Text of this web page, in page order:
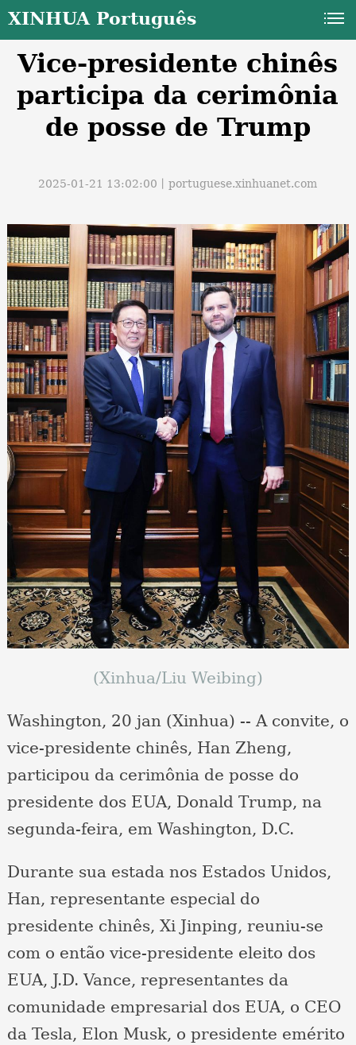
XINHUA Português
Vice-presidente chinês
participa da cerimônia
de posse de Trump
2025-01-21 13:02:00丨portuguese.xinhuanet.com
(Xinhua/Liu Weibing)
Washington, 20 jan (Xinhua) -- A convite, o
vice-presidente chinês, Han Zheng,
participou da cerimônia de posse do
presidente dos EUA, Donald Trump, na
segunda-feira, em Washington, D.C.
Durante sua estada nos Estados Unidos,
Han, representante especial do
presidente chinês, Xi Jinping, reuniu-se
com o então vice-presidente eleito dos
EUA, J.D. Vance, representantes da
comunidade empresarial dos EUA, o CEO
da Tesla, Elon Musk, o presidente emérito